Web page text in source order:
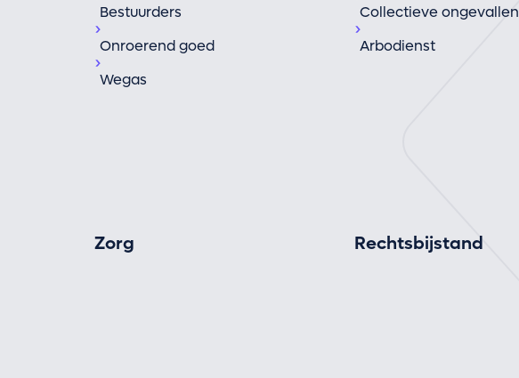
Bestuurders
Onroerend goed
Wegas
Collectieve ongevallen
Arbodienst
Zorg Rechtsbijstand